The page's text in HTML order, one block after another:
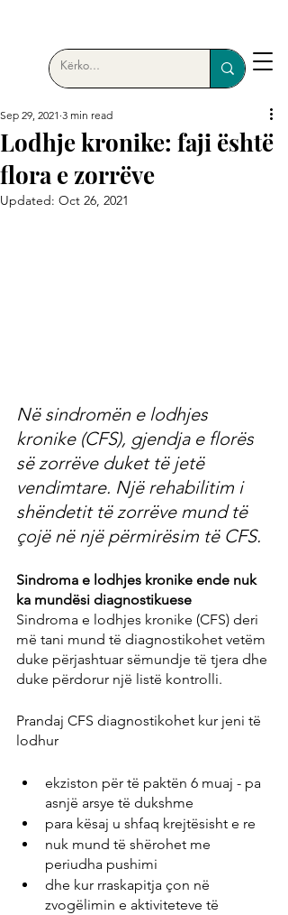
Lodhje kronike: faji është
flora e zorrëve
Sep 29, 2021 3 min read
Updated: Oct 26, 2021
Në sindromën e lodhjes
kronike (CFS), gjendja e florës
së zorrëve duket të jetë
vendimtare. Një rehabilitim i
shëndetit të zorrëve mund të
çojë në një përmirësim të CFS.
Sindroma e lodhjes kronike ende nuk
ka mundësi diagnostikuese
Sindroma e lodhjes kronike (CFS) deri
më tani mund të diagnostikohet vetëm
duke përjashtuar sëmundje të tjera dhe
duke përdorur një listë kontrolli.
Prandaj CFS diagnostikohet kur jeni të
lodhur
ekziston për të paktën 6 muaj - pa
asnjë arsye të dukshme
para kësaj u shfaq krejtësisht e re
nuk mund të shërohet me
periudha pushimi
dhe kur rraskapitja çon në
zvogëlimin e aktiviteteve të